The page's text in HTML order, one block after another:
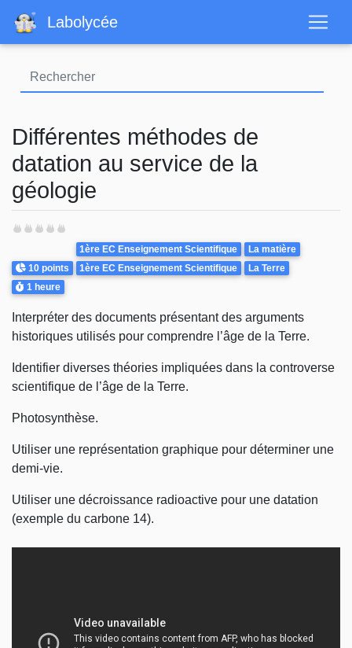
contenu
Labolycée
Différentes méthodes de
datation au service de la
géologie
Points
10 points
Theme
1ère EC Enseignement Scientifique
La matière
1ère EC Enseignement Scientifique
La Terre
Durée
1 heure
Interpréter des documents présentant des arguments
historiques utilisés pour comprendre l’âge de la Terre.
Identifier diverses théories impliquées dans la controverse
scientifique de l’âge de la Terre.
Photosynthèse.
Utiliser une représentation graphique pour déterminer une
demi-vie.
Utiliser une décroissance radioactive pour une datation
(exemple du carbone 14).